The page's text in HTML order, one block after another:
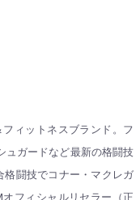
ィットネスブランド。フ
ュガードなど最新の格闘技
格闘技でコナー・マクレガ
フィシャルリセラー（正